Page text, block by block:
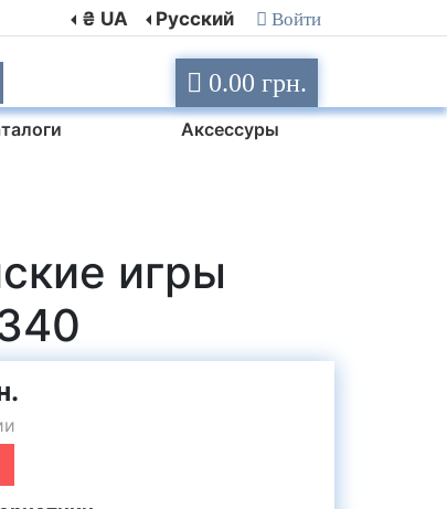
₴ UA Русский Войти
0.00 грн.
Аксессуры
игры